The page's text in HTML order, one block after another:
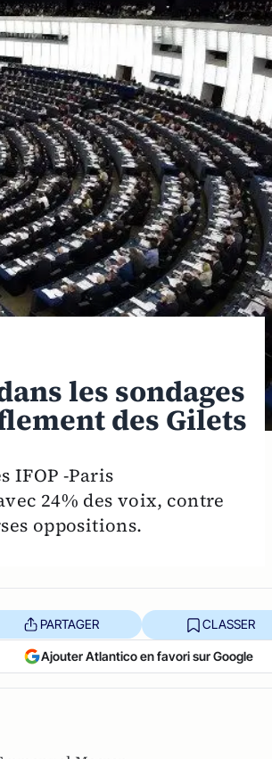
les sondages
des Gilets
IFOP -Paris
24% des voix, contre
oppositions.
PARTAGER CLASSER
Ajouter Atlantico en favori sur Google